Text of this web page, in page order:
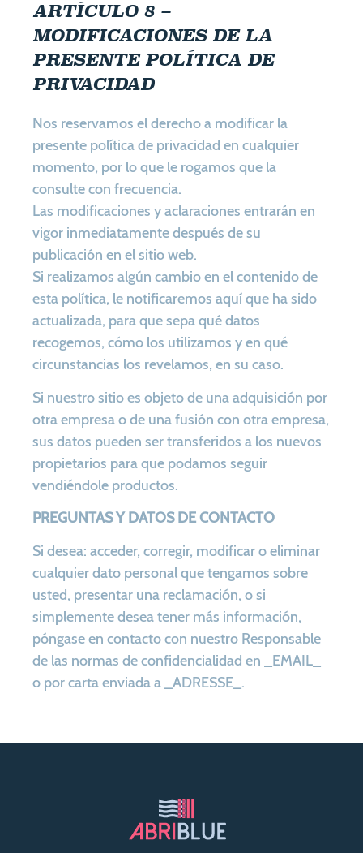
ARTÍCULO 8 –
MODIFICACIONES DE LA
PRESENTE POLÍTICA DE
PRIVACIDAD
Nos reservamos el derecho a modificar la
presente política de privacidad en cualquier
momento, por lo que le rogamos que la
consulte con frecuencia.
Las modificaciones y aclaraciones entrarán en
vigor inmediatamente después de su
publicación en el sitio web.
Si realizamos algún cambio en el contenido de
esta política, le notificaremos aquí que ha sido
actualizada, para que sepa qué datos
recogemos, cómo los utilizamos y en qué
circunstancias los revelamos, en su caso.
Si nuestro sitio es objeto de una adquisición por
otra empresa o de una fusión con otra empresa,
sus datos pueden ser transferidos a los nuevos
propietarios para que podamos seguir
vendiéndole productos.
PREGUNTAS Y DATOS DE CONTACTO
Si desea: acceder, corregir, modificar o eliminar
cualquier dato personal que tengamos sobre
usted, presentar una reclamación, o si
simplemente desea tener más información,
póngase en contacto con nuestro Responsable
de las normas de confidencialidad en _EMAIL_
o por carta enviada a _ADRESSE_.